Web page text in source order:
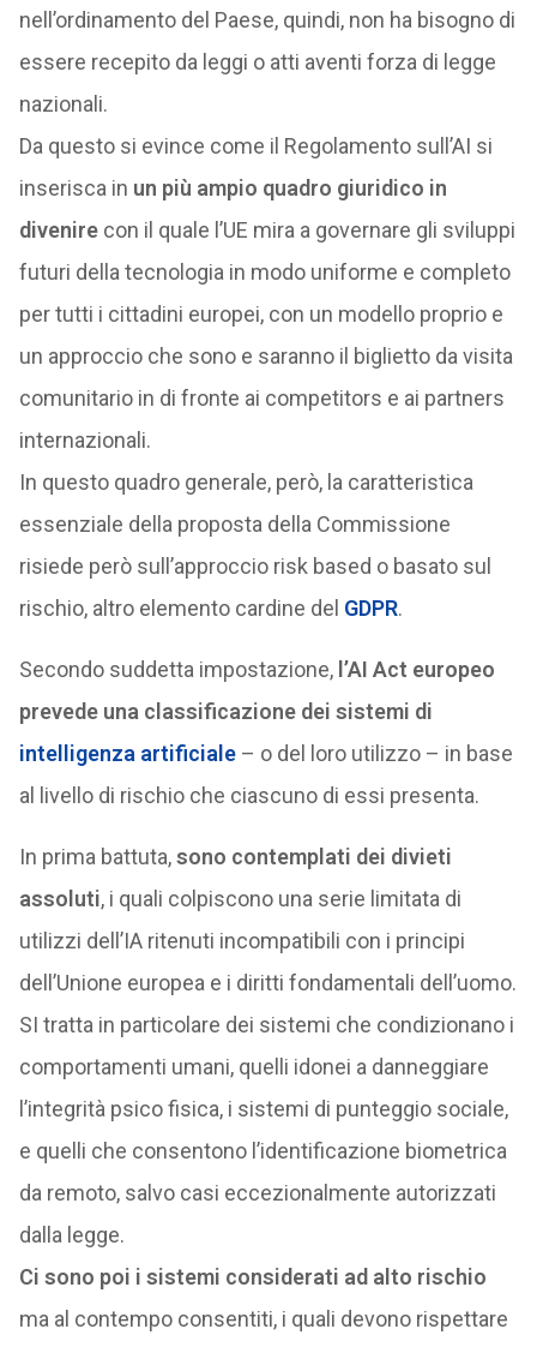
nell’ordinamento del Paese, quindi, non ha bisogno di
essere recepito da leggi o atti aventi forza di legge
nazionali.
Da questo si evince come il Regolamento sull’AI si
inserisca in un più ampio quadro giuridico in
divenirecon il quale l’UE mira a governare gli sviluppi
futuri della tecnologia in modo uniforme e completo
per tutti i cittadini europei, con un modello proprio e
un approccio che sono e saranno il biglietto da visita
comunitario in di fronte ai competitors e ai partners
internazionali.
In questo quadro generale, però, la caratteristica
essenziale della proposta della Commissione
risiede però sull’approccio risk based o basato sul
rischio, altro elemento cardine del GDPR.
Secondo suddetta impostazione,l’AI Act europeo
prevede una classificazione dei sistemi di
intelligenza artificiale– o del loro utilizzo – in base
al livello di rischio che ciascuno di essi presenta.
In prima battuta,sono contemplati dei divieti
assoluti, i quali colpiscono una serie limitata di
utilizzi dell’IA ritenuti incompatibili con i principi
dell’Unione europea e i diritti fondamentali dell’uomo.
SI tratta in particolare dei sistemi che condizionano i
comportamenti umani, quelli idonei a danneggiare
l’integrità psico fisica, i sistemi di punteggio sociale,
e quelli che consentono l’identificazione biometrica
da remoto, salvo casi eccezionalmente autorizzati
dalla legge.
Ci sono poi i sistemi considerati ad alto rischio
ma al contempo consentiti, i quali devono rispettare